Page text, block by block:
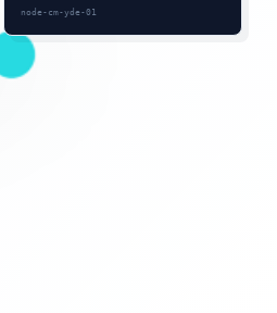
node-cm-yde-01